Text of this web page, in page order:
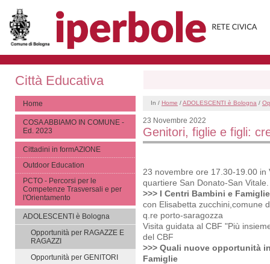
Città Educativa
Home
COSA ABBIAMO IN COMUNE -
Ed. 2023
Cittadini in formAZIONE
Outdoor Education
PCTO - Percorsi per le
Competenze Trasversali e per
l'Orientamento
ADOLESCENTI è Bologna
Opportunità per RAGAZZE E
RAGAZZI
Opportunità per GENITORI
In / Home /ADOLESCENTI è Bologna /
23 Novembre 2022
Genitori, figlie e figli:
23 novembre ore 17.30-19.00
quartiere San Donato-San Vitale.
>>> I Centri Bambini e
con Elisabetta zucchini,comune
q.re porto-saragozza
Visita guidata al CBF "Più
del CBF
>>> Quali nuove opportunità
Famiglie